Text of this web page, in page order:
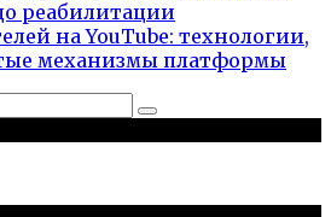
реабилитации
на YouTube: технологии,
механизмы платформы